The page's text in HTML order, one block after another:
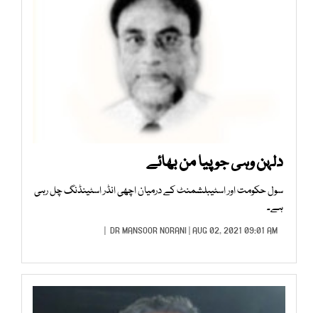
دلہن وہی جو پیا من بھائے
سول حکومت اور اسٹیبلشمنٹ کے درمیان اچھی انڈر اسٹینڈنگ چل رہی
ہے۔
DR MANSOOR NORANI | AUG 02, 2021 09:01 AM |